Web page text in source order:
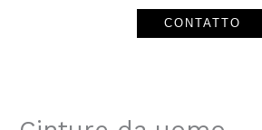
CONTATTO